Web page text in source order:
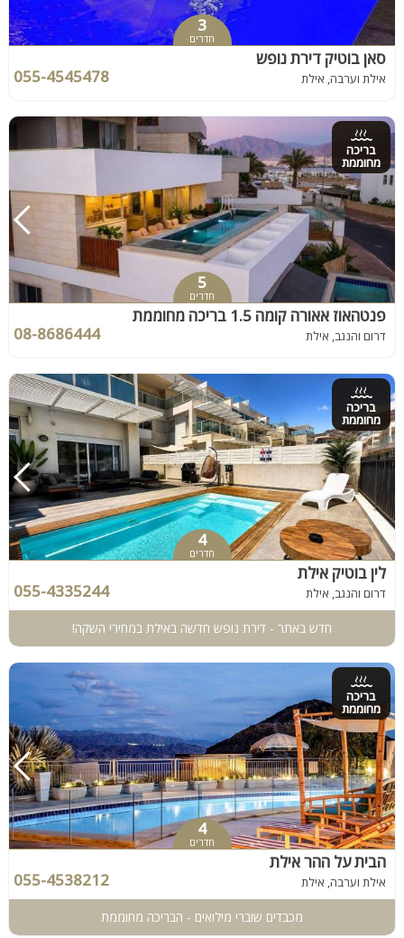
3
חדרים
סאן בוטיק דירת נופש
אילת וערבה, אילת 055-4545478
בריכה
מחוממת
5
חדרים
פנטהאוז אאורה קומה 1.5 בריכה מחוממת
דרום והנגב, אילת 08-8686444
בריכה
מחוממת
4
חדרים
לין בוטיק אילת
דרום והנגב, אילת 055-4335244
חדש באתר - דירת נופש חדשה באילת במחירי השקה!
בריכה
מחוממת
4
חדרים
הבית על ההר אילת
אילת וערבה, אילת 055-4538212
מכבדים שוברי מילואים - הבריכה מחוממת